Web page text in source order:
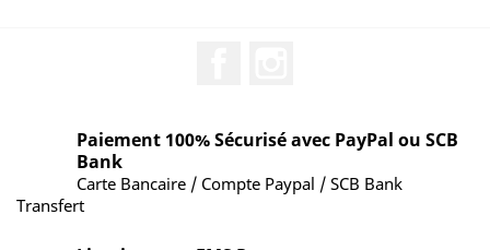
Paiement 100% Sécurisé avec PayPal ou SCB
Bank
Carte Bancaire / Compte Paypal / SCB Bank
Transfert